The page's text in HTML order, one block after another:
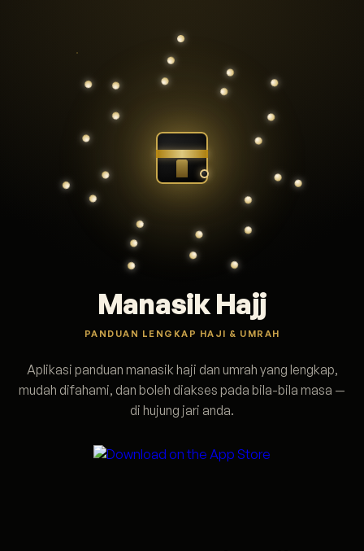
Manasik Hajj
PANDUAN LENGKAP HAJI & UMRAH
Aplikasi panduan manasik haji dan umrah yang lengkap,
mudah difahami, dan boleh diakses pada bila-bila masa —
di hujung jari anda.